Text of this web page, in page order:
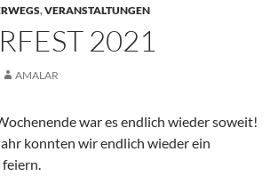
,VERANSTALTUNGEN
2021
AMALAR
war es endlich wieder soweit!
konnten wir endlich wieder ein